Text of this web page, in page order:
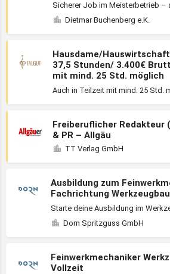
Sicherer Job im Meisterbetrieb –
Dietmar Buchenberg e.K.
Hausdame/
37,5 Stunden/ 3.400€
mit mind. 25 Std. möglich
Auch in Teilzeit mit mind. 25 Std.
Freiberuflicher Redakteur
& PR – Allgäu
TT Verlag GmbH
Ausbildung zum
Fachrichtung
Starte deine Ausbildung im
Dorn Spritzguss GmbH
Feinwerkmechaniker
Vollzeit